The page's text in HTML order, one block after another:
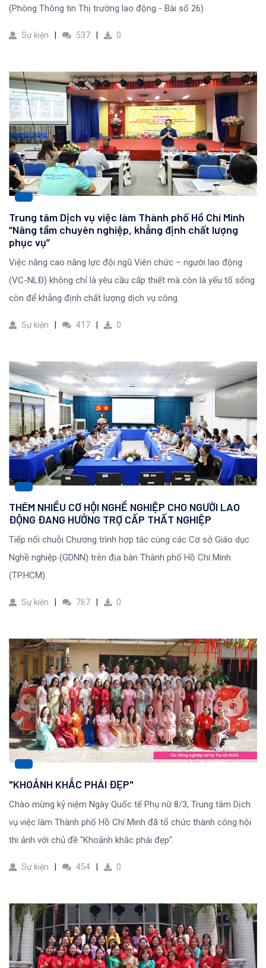
(Phòng Thông tin Thị trường lao động - Bài số 26)
Sự kiện 537 0
Trung tâm Dịch vụ việc làm Thành phố Hồ Chí Minh
“Nâng tầm chuyên nghiệp, khẳng định chất lượng
phục vụ”
Việc nâng cao năng lực đội ngũ Viên chức – người lao động
(VC-NLĐ) không chỉ là yêu cầu cấp thiết mà còn là yếu tố sống
còn để khẳng định chất lượng dịch vụ công.
Sự kiện 417 0
THÊM NHIỀU CƠ HỘI NGHỀ NGHIỆP CHO NGƯỜI LAO
ĐỘNG ĐANG HƯỞNG TRỢ CẤP THẤT NGHIỆP
Tiếp nối chuỗi Chương trình hợp tác cùng các Cơ sở Giáo dục
Nghề nghiệp (GDNN) trên địa bàn Thành phố Hồ Chí Minh
(TP.HCM).
Sự kiện 767 0
"KHOẢNH KHẮC PHÁI ĐẸP"
Chào mừng kỷ niệm Ngày Quốc tế Phụ nữ 8/3, Trung tâm Dịch
vụ việc làm Thành phố Hồ Chí Minh đã tổ chức thành công hội
thi ảnh với chủ đề "Khoảnh khắc phái đẹp".
Sự kiện 454 0